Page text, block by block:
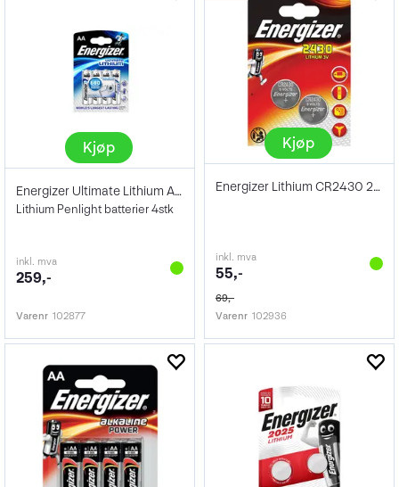
Kjøp
Energizer Ultimate Lithium AA 4pk
Lithium Penlight batterier 4stk
inkl. mva
259,-
Varenr 102877
Kjøp
Energizer Lithium CR2430 2Pk
inkl. mva
55,-
69,-
Varenr 102936